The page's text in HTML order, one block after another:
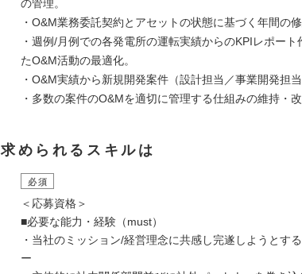
の管理。
・O&M業務委託契約とアセットの状態に基づく年間の
・週例/月例での各発電所の運転実績からのKPIレポー
たO&M活動の最適化。
・O&M実績から新規開発案件（設計担当／事業開発担
・多数の案件のO&Mを適切に管理する仕組みの維持・改
求められるスキルは
必須
＜応募資格＞
■必要な能力・経験（must）
・当社のミッション/経営理念に共感し完遂しようとす
ー